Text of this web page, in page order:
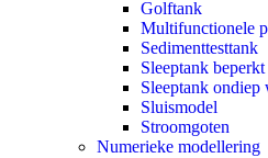
Golftank
Multifunctionele
Sedimenttesttank
Sleeptank
Sleeptank ondiep
Sluismodel
Stroomgoten
Numerieke modellering